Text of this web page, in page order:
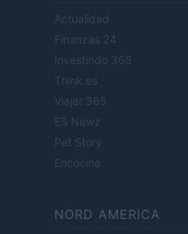
Actualidad
Finanzas 24
Investindo 365
Think.es
Viajar 365
ES Newz
Pet Story
Encocina
NORD AMERICA